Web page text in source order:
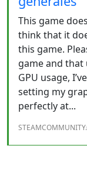
This game
think that it
this game.
game and that
GPU usage,
setting my
perfectly at...